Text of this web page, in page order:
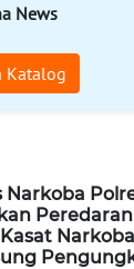
News
Katalog
Narkoba